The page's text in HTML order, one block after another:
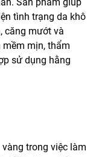
tình trạng da khô
căng mướt và
mềm mịn, thẩm
sử dụng hằng
trong việc làm